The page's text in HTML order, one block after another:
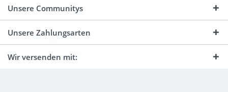
Unsere Communitys
Unsere Zahlungsarten
Wir versenden mit: